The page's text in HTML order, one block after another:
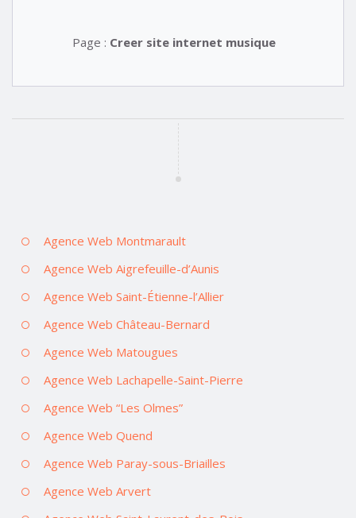
Page : Creer site internet musique
Agence Web Montmarault
Agence Web Aigrefeuille-d’Aunis
Agence Web Saint-Étienne-l’Allier
Agence Web Château-Bernard
Agence Web Matougues
Agence Web Lachapelle-Saint-Pierre
Agence Web “Les Olmes”
Agence Web Quend
Agence Web Paray-sous-Briailles
Agence Web Arvert